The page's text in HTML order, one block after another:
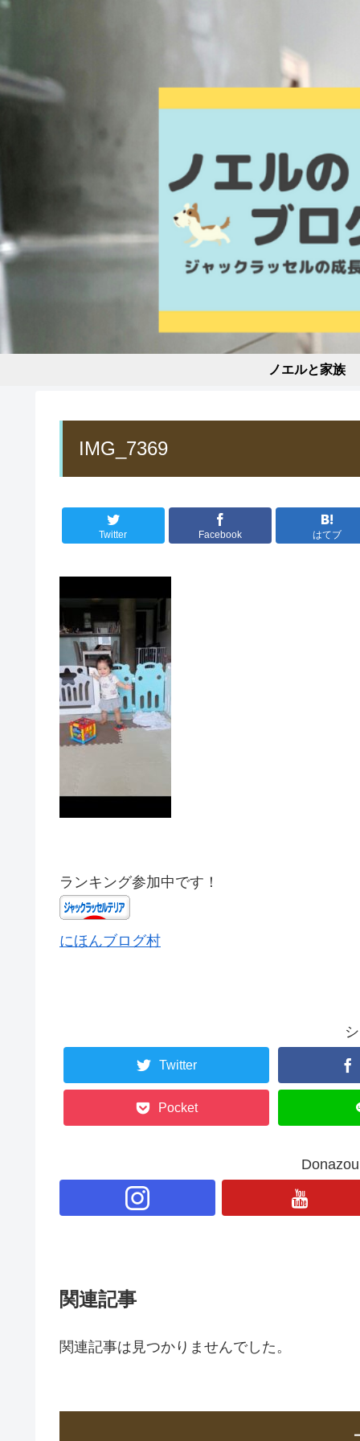
ノエルと家族
IMG_7369
Twitter Facebook はてブ
ランキング参加中です！
にほんブログ村
Twitter
Pocket
関連記事
関連記事は見つかりませんでした。